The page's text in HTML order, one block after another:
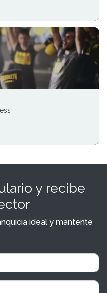
y recibe
ideal y mantente